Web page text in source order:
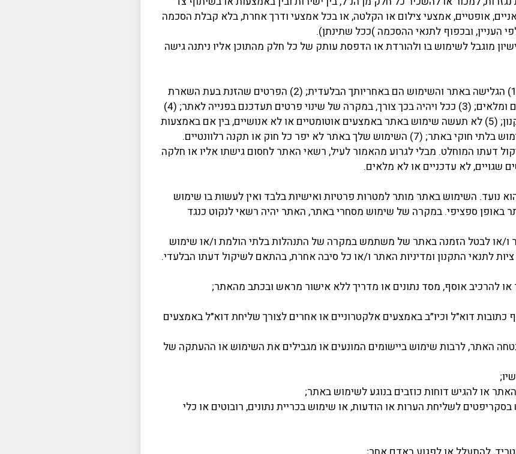
אופטיים, אמצעי צילום או הקלטה, או בכל אמצעי ודרך אחרת, בלא קבלת הסכמה
העניין, ובכפוף לתנאי ההסכמה )ככל שתינתן).
מוגבל לשימוש בו ולהורדת או הדפסת עותק של כל חלק מהתוכן אליו ניתנה גישה
בעת גלישה באתר, אתה מתחייב ומצהיר כדלקמן: (1) הגלישה באתר והשימוש הם באחריותך הבלעדית; (2) הפרטים שהזנת בעת השארת
הפרטים ורכישה באתר הם נכונים, עדכניים, מדיוקים ומלאים; (3) ככל ויהיה בכך צורך, במקרה של שינוי פרטים תעדכנם בפנייה לאתר; (4)
הנך בעל כשירות משפטית ואתה מסכים לתנאי התקנון; (5) לא תעשה שימוש באתר באמצעים אוטומטיים או לא אנושיים, בין אם באמצעות
דעתו המוחלט. מבלי לגרוע מהאמור לעיל, רשאי האתר לחסום גישתו אליו או חלקה
לא עדכניים או לא מלאים.
השימוש באתר מותר למטרות פרטיות ואישיות בלבד ואין לעשות בו שימוש
באופן ספציפי. במקרה של שימוש מסחרי באתר, האתר יהיה רשאי לנקוט כנגד
או לבטל הזמנה באתר של משתמש במקרה של התנהלות בלתי הולמת ו/או שימוש
לתנאי התקנון ומדיניות האתר ו/או כל סיבה אחרת, בהתאם לשיקול דעתו הבלעדי.
או להרכיב אוסף, מסד נתונים או מדריך ללא אישור מראש ובכתב מהאתר;
דוא"ל וכיו״ב באמצעים אלקטרוניים או אחרים לצורך שליחת דוא"ל באמצעים
האתר, לרבות שימוש ביישומים המונעים או מגבילים את השימוש או ההעתקה של
או להגיש דוחות כוזבים בנוגע לשימוש באתר;
לשליחת הערות או הודעות, או שימוש בכריית נתונים, רובוטים או כלי